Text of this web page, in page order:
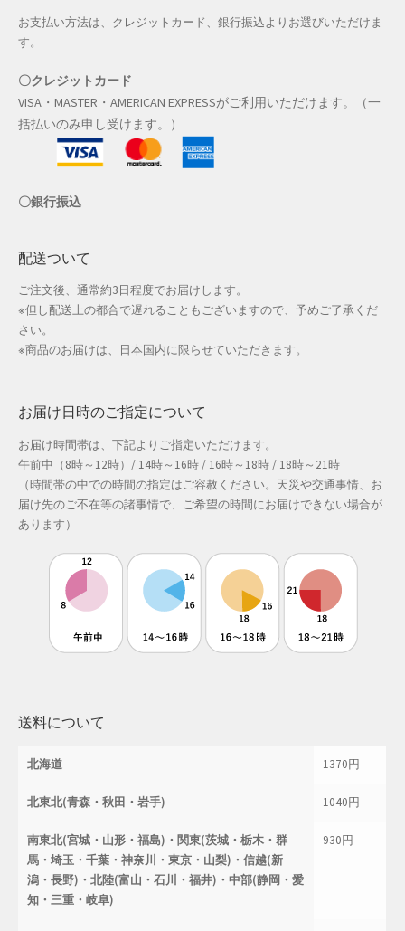
商品一覧
夏服ファッション特集
店舗一覧
店舗管理
成人の日特集
支払い
配送先住所
敬老の日特集
春の新生活応援
春服ファッション特集
母の日特集
父の日特集
特定商取引法に基づく表記
配送状況の確認
お支払い方法は、クレジットカード、銀行振込よりお選びいただけま
す。
〇クレジットカード
VISA・MASTER・AMERICAN EXPRESSがご利用いただけます。（一
括払いのみ申し受けます。）
〇銀行振込
配送ついて
ご注文後、通常約3日程度でお届けします。
※但し配送上の都合で遅れることもございますので、予めご了承くだ
さい。
※商品のお届けは、日本国内に限らせていただきます。
お届け日時のご指定について
お届け時間帯は、下記よりご指定いただけます。
午前中（8時～12時）/ 14時～16時 / 16時～18時 / 18時～21時
（時間帯の中での時間の指定はご容赦ください。天災や交通事情、お
届け先のご不在等の諸事情で、ご希望の時間にお届けできない場合が
あります）
送料について
北海道 1370円
北東北(青森・秋田・岩手) 1040円
南東北(宮城・山形・福島)・関東(茨城・栃木・群
馬・埼玉・千葉・神奈川・東京・山梨)・信越(新
潟・長野)・北陸(富山・石川・福井)・中部(静岡・愛
知・三重・岐阜)
930円